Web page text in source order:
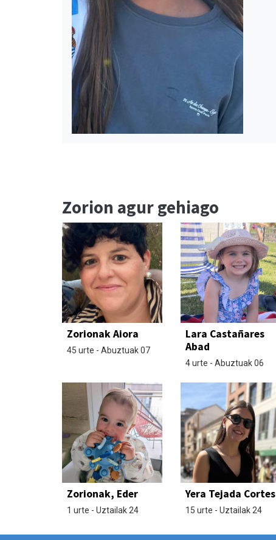
Zorion agur gehiago
Zorionak Aiora
45 urte - Abuztuak 07
Lara Castañares
Abad
4 urte - Abuztuak 06
Zorionak, Eder
1 urte - Uztailak 24
Yera Tejada Cortes
15 urte - Uztailak 24